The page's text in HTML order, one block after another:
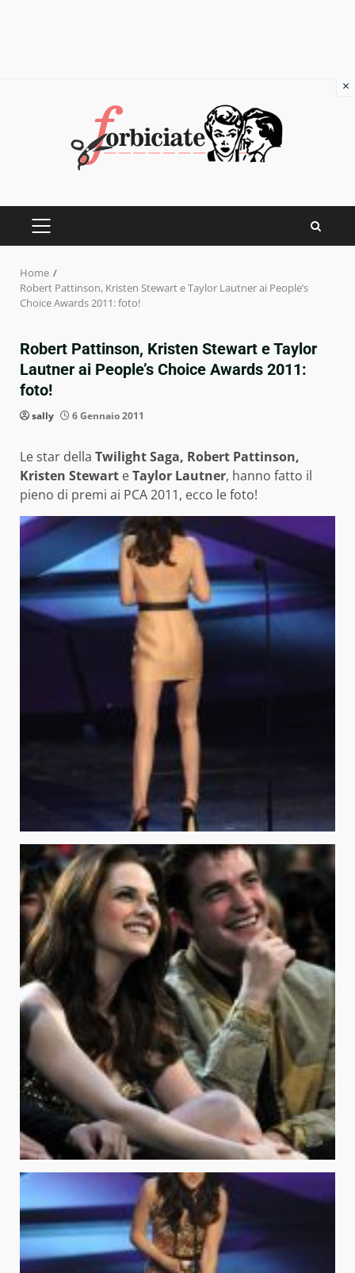
PRIMARY
Home
Robert Pattinson, Kristen Stewart e Taylor Lautner ai People’s
Choice Awards 2011: foto!
Robert Pattinson, Kristen Stewart e Taylor
Lautner ai People’s Choice Awards 2011:
foto!
sally 6 Gennaio 2011
Le star della Twilight Saga, Robert Pattinson,
Kristen Stewart eTaylor Lautner, hanno fatto il
pieno di premi ai PCA 2011, ecco le foto!
×